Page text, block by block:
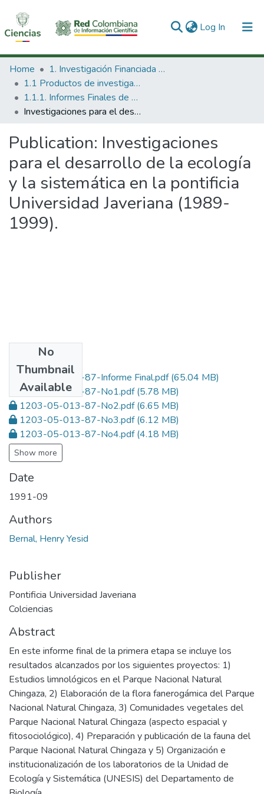
Log In (current)
Communities & Collections
All of DSpace
Statistics
Home
1. Investigación Financiada con Recursos Públicos
1.1 Productos de investigación
1.1.1. Informes Finales de Proyectos de Investigación
Investigaciones para el desarrollo de la ecología y la sistemática en la pontificia Universidad Javeriana (1989-1999).
Publication: Investigaciones
para el desarrollo de la ecología
y la sistemática en la pontificia
Universidad Javeriana (1989-
1999).
No
Thumbnail
Available
1203-05-013-87-Informe Final.pdf(65.04 MB)
1203-05-013-87-No1.pdf(5.78 MB)
1203-05-013-87-No2.pdf(6.65 MB)
1203-05-013-87-No3.pdf(6.12 MB)
1203-05-013-87-No4.pdf(4.18 MB)
Show more
Date
1991-09
Authors
Bernal, Henry Yesid
Publisher
Pontificia Universidad Javeriana
Colciencias
Abstract
En este informe final de la primera etapa se incluye los
resultados alcanzados por los siguientes proyectos: 1)
Estudios limnológicos en el Parque Nacional Natural
Chingaza, 2) Elaboración de la flora fanerogámica del Parque
Nacional Natural Chingaza, 3) Comunidades vegetales del
Parque Nacional Natural Chingaza (aspecto espacial y
fitosociológico), 4) Preparación y publicación de la fauna del
Parque Nacional Natural Chingaza y 5) Organización e
institucionalización de los laboratorios de la Unidad de
Ecología y Sistemática (UNESIS) del Departamento de